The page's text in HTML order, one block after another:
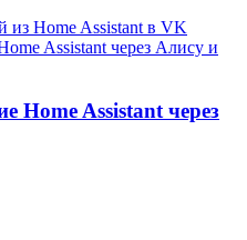
Home Assistant через